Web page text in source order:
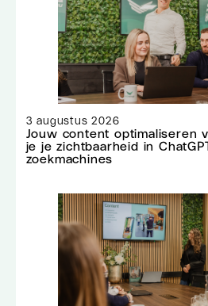
3 augustus 2026
Jouw content optimaliseren
je je zichtbaarheid in
zoekmachines